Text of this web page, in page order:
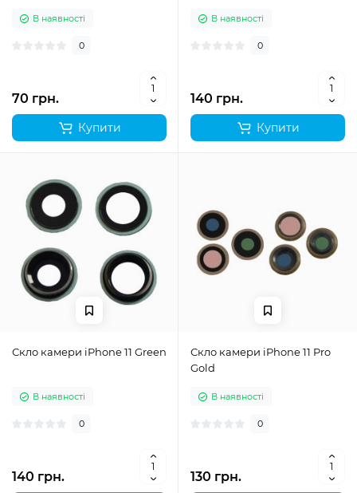
В наявності
0
70 грн.
Купити
В наявності
0
140 грн.
Купити
Скло камери iPhone 11 Green
В наявності
0
140 грн.
Скло камери iPhone 11 Pro
Gold
В наявності
0
130 грн.